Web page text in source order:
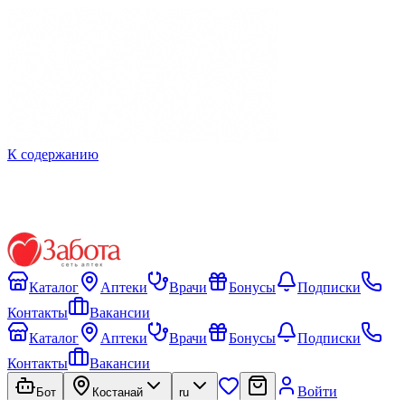
К содержанию
Каталог Аптеки Врачи Бонусы
Подписки
Контакты
Вакансии
Каталог
Аптеки Врачи Бонусы
Подписки
Контакты
Вакансии
Бот Костанай ru Войти